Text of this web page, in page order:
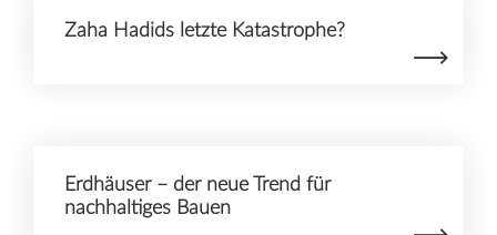
Zaha Hadids letzte Katastrophe?
Erdhäuser – der neue Trend für
nachhaltiges Bauen